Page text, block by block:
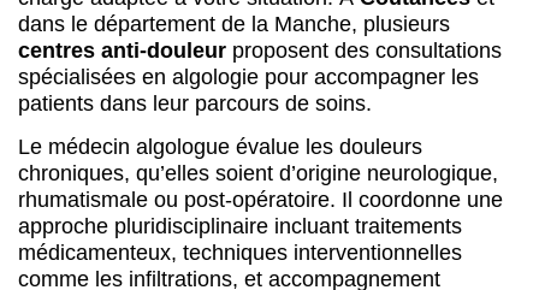
dans le département de la Manche, plusieurs
centres anti-douleur proposent des consultations
spécialisées en algologie pour accompagner les
patients dans leur parcours de soins.
Le médecin algologue évalue les douleurs
chroniques, qu’elles soient d’origine neurologique,
rhumatismale ou post-opératoire. Il coordonne une
approche pluridisciplinaire incluant traitements
médicamenteux, techniques interventionnelles
comme les infiltrations, et accompagnement